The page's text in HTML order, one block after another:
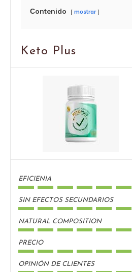
Сontenido mostrar
Keto Plus
EFICIENIA
SIN EFECTOS SECUNDARIOS
NATURAL COMPOSITION
PRECIO
OPINIÓN DE CLIENTES